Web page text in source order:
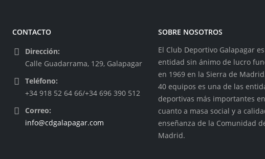
CONTACTO
Dirección:
Calle Guadarrama, 129, Galapagar
Teléfono:
+34 918 52 64 66/+34 696 390 512
Correo:
info@cdgalapagar.com
SOBRE NOSOTROS
El Club Deportivo Galapagar
entidad sin ánimo de lucro
en 1969 en la Sierra de
40 equipos es una de las
deportivas más importantes en
cuanto a masa social y a
enseñanza de la Comunidad
Madrid.